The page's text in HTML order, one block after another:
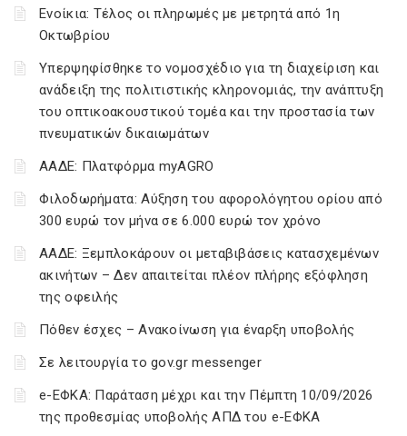
Ενοίκια: Τέλος οι πληρωμές με μετρητά από 1η
Οκτωβρίου
Υπερψηφίσθηκε το νομοσχέδιο για τη διαχείριση και
ανάδειξη της πολιτιστικής κληρονομιάς, την ανάπτυξη
του οπτικοακουστικού τομέα και την προστασία των
πνευματικών δικαιωμάτων
ΑΑΔΕ: Πλατφόρμα myAGRO
Φιλοδωρήματα: Αύξηση του αφορολόγητου ορίου από
300 ευρώ τον μήνα σε 6.000 ευρώ τον χρόνο
ΑΑΔΕ: Ξεμπλοκάρουν οι μεταβιβάσεις κατασχεμένων
ακινήτων – Δεν απαιτείται πλέον πλήρης εξόφληση
της οφειλής
Πόθεν έσχες – Ανακοίνωση για έναρξη υποβολής
Σε λειτουργία το gov.gr messenger
e-ΕΦΚΑ: Παράταση μέχρι και την Πέμπτη 10/09/2026
της προθεσμίας υποβολής ΑΠΔ του e-ΕΦΚΑ